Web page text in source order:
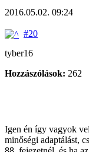
2016.05.02. 09:24
#20
tyber16
Hozzászólások: 262
Igen én így vagyok
minőségi adaptálást,